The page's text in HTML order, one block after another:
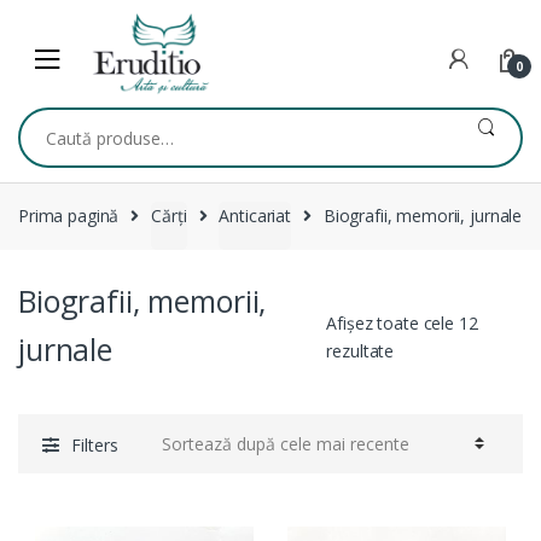
navigation
content
0
Caută
după:
Prima pagină Cărți Anticariat Biografii, memorii, jurnale
Biografii, memorii,
jurnale
Afișez toate cele 12
rezultate
mai
Filters